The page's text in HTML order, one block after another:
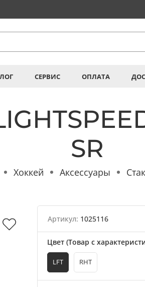
СЕРВИС ОПЛАТА
SR
Хоккей Аксессуары
Артикул: 1025116
Цвет (Товар с
LFT RHT